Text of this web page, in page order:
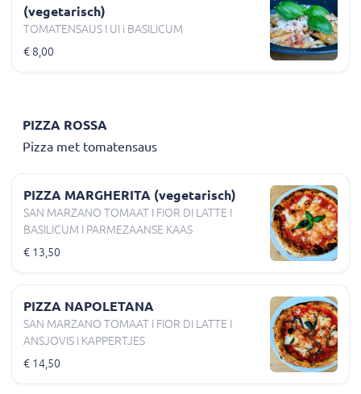
(vegetarisch)
TOMATENSAUS I UI i BASILICUM
€ 8,00
PIZZA ROSSA
Pizza met tomatensaus
PIZZA MARGHERITA (vegetarisch)
SAN MARZANO TOMAAT I FIOR DI LATTE I
BASILICUM I PARMEZAANSE KAAS
€ 13,50
PIZZA NAPOLETANA
SAN MARZANO TOMAAT I FIOR DI LATTE I
ANSJOVIS I KAPPERTJES
€ 14,50